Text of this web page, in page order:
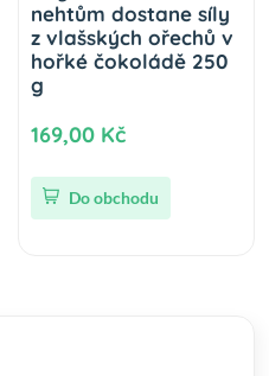
nehtům dostane síly
z vlašských ořechů v
hořké čokoládě 250
g
169,00 Kč
Do obchodu